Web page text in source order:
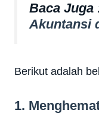
Baca
Akuntansi
Berikut adalah
1.